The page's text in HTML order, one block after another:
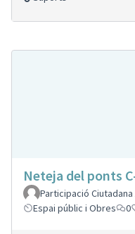
Neteja del ponts
Participació
Espai públic i Obres
0